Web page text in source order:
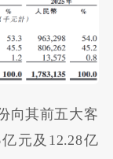
向其前五大客
元及 12.28亿